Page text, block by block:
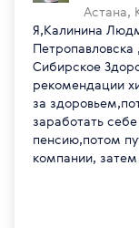
Астана,
Я,Калинина
Сибирское
рекомендации
за
заработать
пенсию,потом
компании, затем